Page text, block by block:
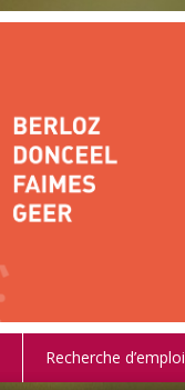
Recherche d’emploi